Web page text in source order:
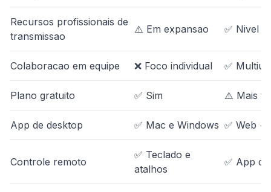
Recursos profissionais de
transmissao
⚠️ Em expansao ✅ Nivel
Colaboracao em equipe ❌ Foco individual ✅
Plano gratuito ✅ Sim ⚠️ Mais
App de desktop ✅ Mac e Windows ✅ Web +
Controle remoto
✅ Teclado e
atalhos
✅ App